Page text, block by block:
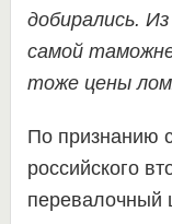
добирались. Из
самой
тоже цены
По признанию
российского
перевалочный